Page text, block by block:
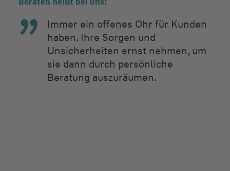
Immer ein offenes Ohr für Kunden
haben. Ihre Sorgen und
Unsicherheiten ernst nehmen, um
sie dann durch persönliche
Beratung auszuräumen.